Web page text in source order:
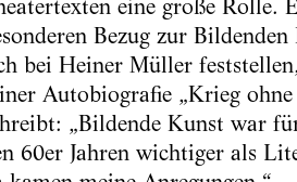
eine große Rolle.
Bezug zur
bei Heiner Müller
Autobiografie „Krieg ohne
„Bildende Kunst war
60er Jahren wichtiger als